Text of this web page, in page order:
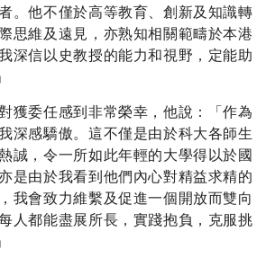
。他不僅於高等教育、創新及知識轉
思維及遠見，亦熟知相關範疇於本港
深信以史教授的能力和視野，定能助
獲委任感到非常榮幸，他說：「作為
深感驕傲。這不僅是由於科大各師生
誠，令一所如此年輕的大學得以於國
是由於我看到他們內心對精益求精的
我會致力維繫及促進一個開放而雙向
人都能盡展所長，實踐抱負，克服挑